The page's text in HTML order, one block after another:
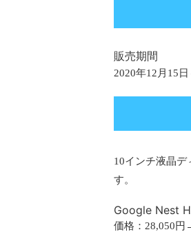
販売期間
2020年12月15
10インチ液晶デ
す。
Google Nest
価格：28,050円